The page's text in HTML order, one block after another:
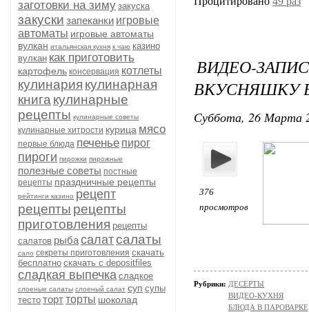
заготовки на зиму закуска
закуски запеканки игровые
автоматы игровые автоматы
вулкан итальянская кухня к чаю казино
вулкан как приготовить
картофель консервация котлеты
кулинария кулинарная
книга кулинарные
рецепты кулинарные советы
кулинарные хитрости курица мясо
первые блюда печенье пирог
пироги пирожки пирожные
полезные советы постные
рецепты праздничные рецепты
рейтинги казино рецепт
рецепты рецепты
приготовления рецепты
салатов рыбасалатсалаты
сало секреты приготовления скачать
бесплатно скачать с depositfiles
сладкая выпечка сладкое
слоеные салаты слоеный салат суп супы
тесто тортторты шоколад
ВИДЕО-
ВКУСНЯШКУ
Суббота, 26 Марта
376
просмотров
Рубрики: ДЕСЕРТЫ
ВИДЕО-КУХНЯ
БЛЮДА В